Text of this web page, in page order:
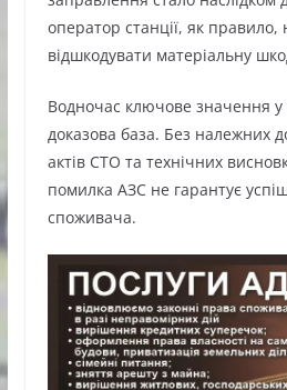
оператор станції, як правило,
відшкодувати матеріальну
Водночас ключове значення у
доказова база. Без належних
актів СТО та технічних
помилка АЗС не гарантує
споживача.